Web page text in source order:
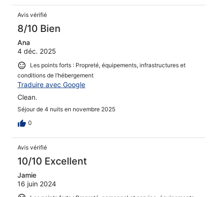
Avis vérifié
8/10 Bien
Ana
4 déc. 2025
Les points forts : Propreté, équipements, infrastructures et
conditions de l’hébergement
Traduire avec Google
Clean.
Séjour de 4 nuits en novembre 2025
0
Avis vérifié
10/10 Excellent
Jamie
16 juin 2024